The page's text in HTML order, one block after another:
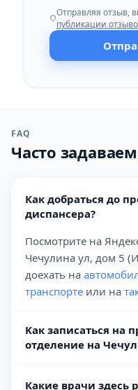
Отправляя отзыв,
публикации
FAQ
Часто
Как добраться до
диспансера?
Посмотрите на
Чечулина ул, дом 5
доехать на
транспорте или на
Как записаться на
отделение на
Какие врачи здесь